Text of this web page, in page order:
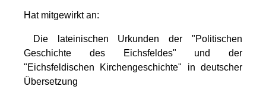
Hat mitgewirkt an:
Die lateinischen Urkunden der "Politischen
Geschichte des Eichsfeldes" und der
"Eichsfeldischen Kirchengeschichte" in deutscher
Übersetzung